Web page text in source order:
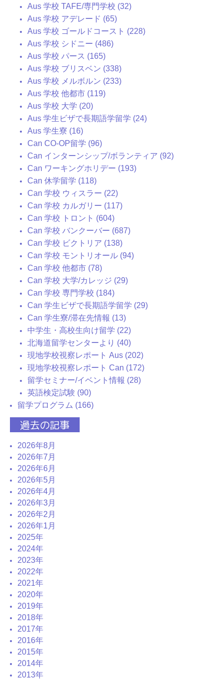
Aus 学校 TAFE/専門学校 (32)
Aus 学校 アデレード (65)
Aus 学校 ゴールドコースト (228)
Aus 学校 シドニー (486)
Aus 学校 パース (165)
Aus 学校 ブリスベン (338)
Aus 学校 メルボルン (233)
Aus 学校 他都市 (119)
Aus 学校 大学 (20)
Aus 学生ビザで長期語学留学 (24)
Aus 学生寮 (16)
Can CO-OP留学 (96)
Can インターンシップ/ボランティア (92)
Can ワーキングホリデー (193)
Can 休学留学 (118)
Can 学校 ウィスラー (22)
Can 学校 カルガリー (117)
Can 学校 トロント (604)
Can 学校 バンクーバー (687)
Can 学校 ビクトリア (138)
Can 学校 モントリオール (94)
Can 学校 他都市 (78)
Can 学校 大学/カレッジ (29)
Can 学校 専門学校 (184)
Can 学生ビザで長期語学留学 (29)
Can 学生寮/滞在先情報 (13)
中学生・高校生向け留学 (22)
北海道留学センターより (40)
現地学校視察レポート Aus (202)
現地学校視察レポート Can (172)
留学セミナー/イベント情報 (28)
英語検定試験 (90)
留学プログラム (166)
過去の記事
2026年8月
2026年7月
2026年6月
2026年5月
2026年4月
2026年3月
2026年2月
2026年1月
2025年
2024年
2023年
2022年
2021年
2020年
2019年
2018年
2017年
2016年
2015年
2014年
2013年